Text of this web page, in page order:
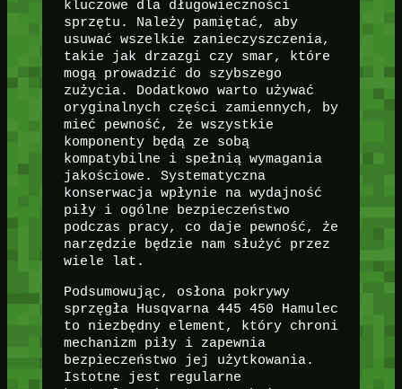
kluczowe dla długowieczności
sprzętu. Należy pamiętać, aby
usuwać wszelkie zanieczyszczenia,
takie jak drzazgi czy smar, które
mogą prowadzić do szybszego
zużycia. Dodatkowo warto używać
oryginalnych części zamiennych, by
mieć pewność, że wszystkie
komponenty będą ze sobą
kompatybilne i spełnią wymagania
jakościowe. Systematyczna
konserwacja wpłynie na wydajność
piły i ogólne bezpieczeństwo
podczas pracy, co daje pewność, że
narzędzie będzie nam służyć przez
wiele lat.
Podsumowując, osłona pokrywy
sprzęgła Husqvarna 445 450 Hamulec
to niezbędny element, który chroni
mechanizm piły i zapewnia
bezpieczeństwo jej użytkowania.
Istotne jest regularne